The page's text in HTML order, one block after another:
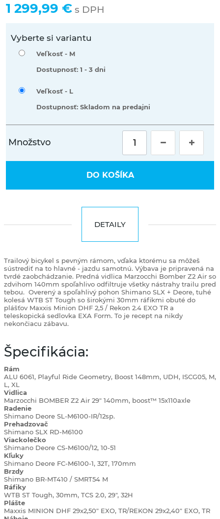
1 299,99 € s DPH
Vyberte si variantu
Veľkosť - M
Dostupnosť: 1 - 3 dni
Veľkosť - L
Dostupnosť: Skladom na predajni
Množstvo
DO KOŠÍKA
DETAILY
Trailový bicykel s pevným rámom, vďaka ktorému sa môžeš
sústrediť na to hlavné - jazdu samotnú. Výbava je pripravená na
tvrdé zaobchádzanie. Predná vidlica Marzocchi Bomber Z2 Air so
zdvihom 140mm spoľahlivo odfiltruje všetky nástrahy trailu pred
tebou. Overený a spoľahlivý pohon Shimano SLX + Deore, tuhé
kolesá WTB ST Tough so širokými 30mm ráfikmi obuté do
plášťov Maxxis Minion DHF 2,5 / Rekon 2.4 EXO TR a
teleskopická sedlovka EXA Form. To je recept na nikdy
nekončiacu zábavu.
Špecifikácia:
Rám
ALU 6061, Playful Ride Geometry, Boost 148mm, UDH, ISCG05, M,
L, XL
Vidlica
Marzocchi BOMBER Z2 Air 29" 140mm, boost™ 15x110axle
Radenie
Shimano Deore SL-M6100-IR/12sp.
Prehadzovač
Shimano SLX RD-M6100
Viackolečko
Shimano Deore CS-M6100/12, 10-51
Kľuky
Shimano Deore FC-M6100-1, 32T, 170mm
Brzdy
Shimano BR-MT410 / SMRT54 M
Ráfiky
WTB ST Tough, 30mm, TCS 2.0, 29", 32H
Plášte
Maxxis MINION DHF 29x2,50" EXO, TR/REKON 29x2,40" EXO, TR